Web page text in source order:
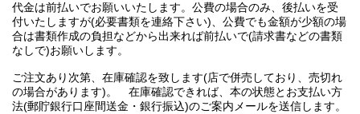
代金は前払いでお願いいたします。公費の場合のみ、後払いを受
付いたしますが(必要書類を連絡下さい)、公費でも金額が少額の場
合は書類作成の負担などから出来れば前払いで(請求書などの書類
なしで)お願いします。
ご注文あり次第、在庫確認を致します(店で併売しており、売切れ
の場合があります)。 在庫確認できれば、本の状態とお支払い方
法(郵貯銀行口座間送金・銀行振込)のご案内メールを送信します。